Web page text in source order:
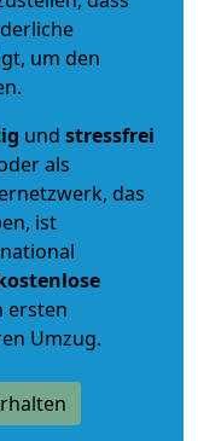
um den
und stressfrei
als
das
ist
ersten
Umzug.